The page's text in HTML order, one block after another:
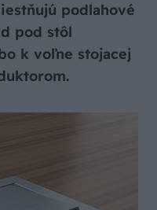
podlahové
pod stôl
k voľne stojacej